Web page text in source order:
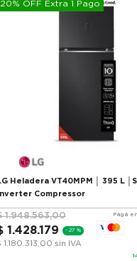
20% OFF Extra 1 Pago
Heladera VT40MPM │ 395 L
Inverter Compressor
1.948.563,00
1 .428.179 - 27 %
1.180.313,00 sin IVA
Pagá